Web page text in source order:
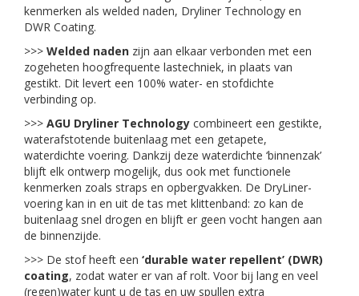
kenmerken als welded naden, Dryliner Technology en
DWR Coating.
>>> Welded naden zijn aan elkaar verbonden met een
zogeheten hoogfrequente lastechniek, in plaats van
gestikt. Dit levert een 100% water- en stofdichte
verbinding op.
>>> AGU Dryliner Technology combineert een gestikte,
waterafstotende buitenlaag met een getapete,
waterdichte voering. Dankzij deze waterdichte ‘binnenzak’
blijft elk ontwerp mogelijk, dus ook met functionele
kenmerken zoals straps en opbergvakken. De DryLiner-
voering kan in en uit de tas met klittenband: zo kan de
buitenlaag snel drogen en blijft er geen vocht hangen aan
de binnenzijde.
>>> De stof heeft een ‘durable water repellent’ (DWR)
coating, zodat water er van af rolt. Voor bij lang en veel
(regen)water kunt u de tas en uw spullen extra